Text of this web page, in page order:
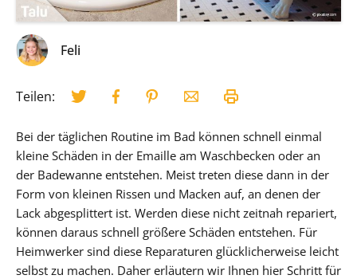
Feli
Teilen:
Bei der täglichen Routine im Bad können schnell einmal
kleine Schäden in der Emaille am Waschbecken oder an
der Badewanne entstehen. Meist treten diese dann in der
Form von kleinen Rissen und Macken auf, an denen der
Lack abgesplittert ist. Werden diese nicht zeitnah repariert,
können daraus schnell größere Schäden entstehen. Für
Heimwerker sind diese Reparaturen glücklicherweise leicht
selbst zu machen. Daher erläutern wir Ihnen hier Schritt für